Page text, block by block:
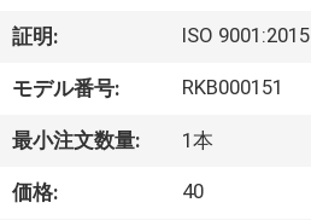
達
に
つ
証明: ISO 9001:2015
モデル番号: RKB000151
最小注文数量: 1本
価格: 40